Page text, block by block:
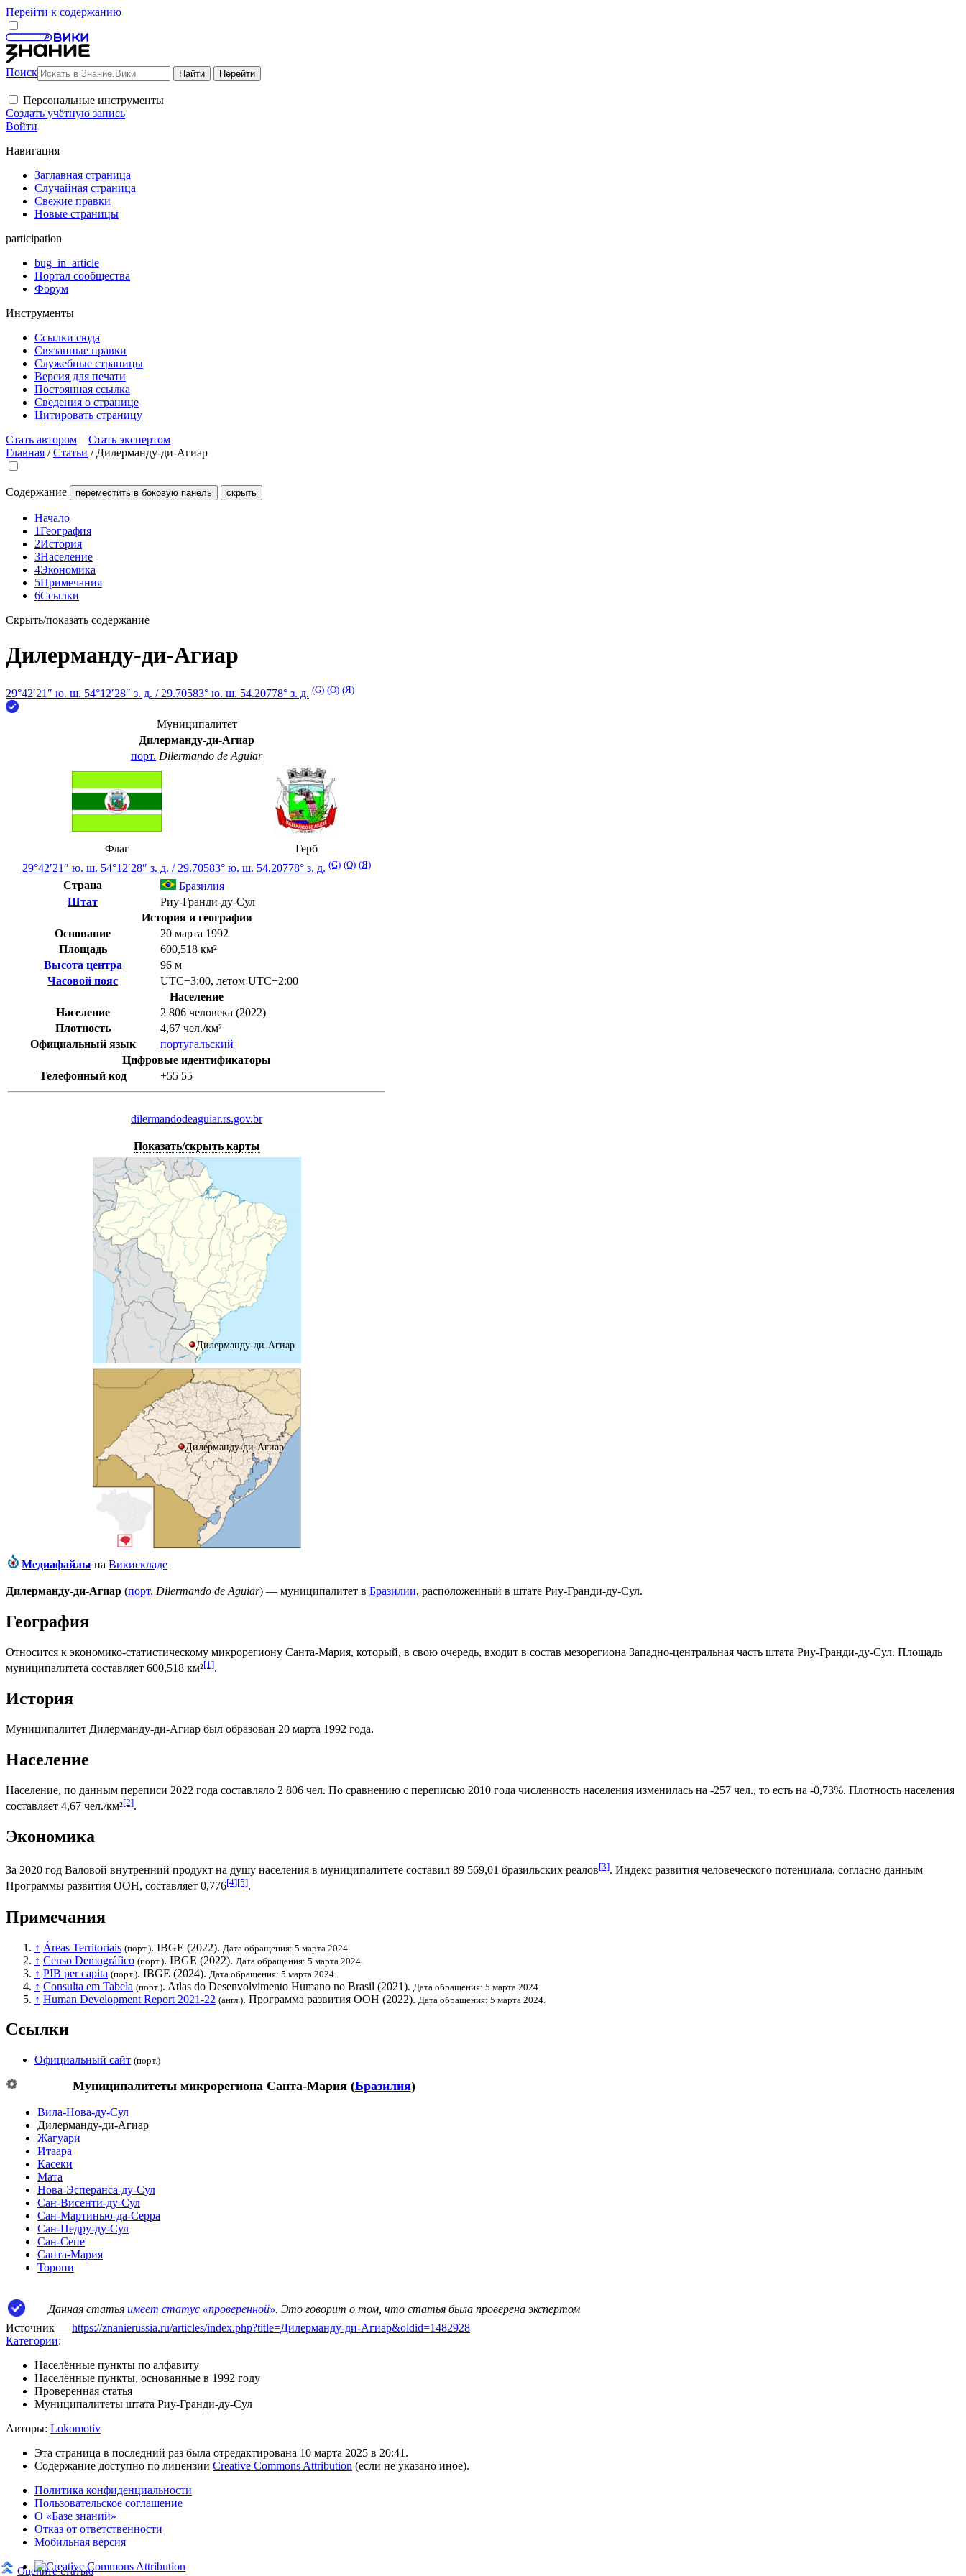
Перейти к содержанию
Поиск
Персональные инструменты
Создать учётную запись
Войти
Навигация
Заглавная страница
Случайная страница
Свежие правки
Новые страницы
participation
bug_in_article
Портал сообщества
Форум
Инструменты
Ссылки сюда
Связанные правки
Служебные страницы
Версия для печати
Постоянная ссылка
Сведения о странице
Цитировать страницу
Стать автором
Стать экспертом
Оцените статью
Главная /Статьи / Дилерманду-ди-Агиар
Содержание переместить в боковую панель скрыть
Начало
1География
2История
3Население
4Экономика
5Примечания
6Ссылки
Скрыть/показать содержание
Дилерманду-ди-Агиар
29°42′21″ ю. ш. 54°12′28″ з. д. / 29.70583° ю. ш. 54.20778° з. д. (G) (O) (Я)
Муниципалитет
Дилерманду-ди-Агиар
порт. Dilermando de Aguiar
Флаг
Герб
29°42′21″ ю. ш. 54°12′28″ з. д. / 29.70583° ю. ш. 54.20778° з. д. (G) (O) (Я)
Страна
Бразилия
Штат
Риу-Гранди-ду-Сул
История и география
Основание
20 марта 1992
Площадь
600,518 км²
Высота центра
96 м
Часовой пояс
UTC−3:00, летом UTC−2:00
Население
Население
2 806 человека (2022)
Плотность
4,67 чел./км²
Официальный язык
португальский
Цифровые идентификаторы
Телефонный код
+55 55
dilermandodeaguiar.rs.gov.br
Показать/скрыть карты
Дилерманду-ди-Агиар
Дилерманду-ди-Агиар
Медиафайлы на Викискладе
Дилерманду-ди-Агиар (порт. Dilermando de Aguiar) — муниципалитет в Бразилии, расположенный в штате Риу-Гранди-ду-Сул.
География
Относится к экономико-статистическому микрорегиону Санта-Мария, который, в свою очередь, входит в состав мезорегиона Западно-центральная часть штата Риу-Гранди-ду-Сул. Площадь
муниципалитета составляет 600,518 км²[1].
История
Муниципалитет Дилерманду-ди-Агиар был образован 20 марта 1992 года.
Население
Население, по данным переписи 2022 года составляло 2 806 чел. По сравнению с переписью 2010 года численность населения изменилась на -257 чел., то есть на -0,73%. Плотность населения
составляет 4,67 чел./км²[2].
Экономика
За 2020 год Валовой внутренний продукт на душу населения в муниципалитете составил 89 569,01 бразильских реалов[3]. Индекс развития человеческого потенциала, согласно данным
Программы развития ООН, составляет 0,776[4][5].
Примечания
↑ Áreas Territoriais (порт.). IBGE (2022). Дата обращения: 5 марта 2024.
↑ Censo Demográfico (порт.). IBGE (2022). Дата обращения: 5 марта 2024.
↑ PIB per capita (порт.). IBGE (2024). Дата обращения: 5 марта 2024.
↑ Consulta em Tabela (порт.). Atlas do Desenvolvimento Humano no Brasil (2021). Дата обращения: 5 марта 2024.
↑ Human Development Report 2021-22 (англ.). Программа развития ООН (2022). Дата обращения: 5 марта 2024.
Ссылки
Официальный сайт (порт.)
Муниципалитеты микрорегиона Санта-Мария(Бразилия)
Вила-Нова-ду-Сул
Дилерманду-ди-Агиар
Жагуари
Итаара
Касеки
Мата
Нова-Эсперанса-ду-Сул
Сан-Висенти-ду-Сул
Сан-Мартинью-да-Серра
Сан-Педру-ду-Сул
Сан-Сепе
Санта-Мария
Торопи
Данная статья имеет статус «проверенной». Это говорит о том, что статья была проверена экспертом
Источник — https://znanierussia.ru/articles/index.php?title=Дилерманду-ди-Агиар&oldid=1482928
Категории:
Населённые пункты по алфавиту
Населённые пункты, основанные в 1992 году
Проверенная статья
Муниципалитеты штата Риу-Гранди-ду-Сул
Авторы: Lokomotiv
Эта страница в последний раз была отредактирована 10 марта 2025 в 20:41.
Содержание доступно по лицензии Creative Commons Attribution (если не указано иное).
Политика конфиденциальности
Пользовательское соглашение
О «Базе знаний»
Отказ от ответственности
Мобильная версия